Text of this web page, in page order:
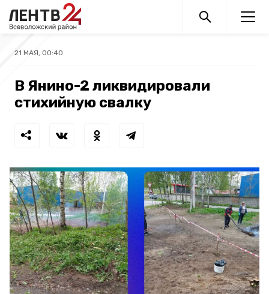
21 МАЯ, 00:40
В Янино-2 ликвидировали
стихийную свалку